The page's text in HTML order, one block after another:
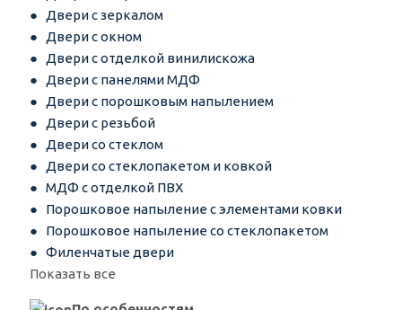
Двери с зеркалом
Двери с окном
Двери с отделкой винилискожа
Двери с панелями МДФ
Двери с порошковым напылением
Двери с резьбой
Двери со стеклом
Двери со стеклопакетом и ковкой
МДФ с отделкой ПВХ
Порошковое напыление с элементами ковки
Порошковое напыление со стеклопакетом
Филенчатые двери
Показать все